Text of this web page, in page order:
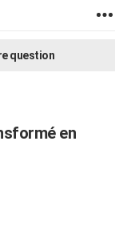
question
en